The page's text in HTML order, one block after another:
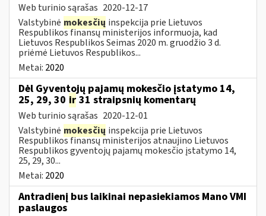
Web turinio sąrašas 2020-12-17
Valstybinė mokesčių inspekcija prie Lietuvos
Respublikos finansų ministerijos informuoja, kad
Lietuvos Respublikos Seimas 2020 m. gruodžio 3 d.
priėmė Lietuvos Respublikos...
Metai: 2020
Dėl Gyventojų pajamų mokesčio įstatymo 14,
25, 29, 30 ir 31 straipsnių komentarų
Web turinio sąrašas 2020-12-01
Valstybinė mokesčių inspekcija prie Lietuvos
Respublikos finansų ministerijos atnaujino Lietuvos
Respublikos gyventojų pajamų mokesčio įstatymo 14,
25, 29, 30...
Metai: 2020
Antradienį bus laikinai nepasiekiamos Mano VMI
paslaugos